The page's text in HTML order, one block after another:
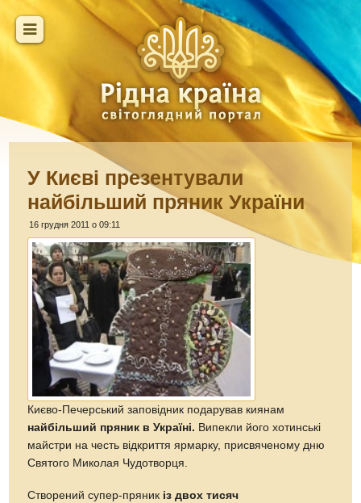
У Києві презентували
найбільший пряник України
16 грудня 2011 о 09:11
Києво-Печерський заповідник подарував киянам
найбільший пряник в Україні. Випекли його хотинські
майстри на честь відкриття ярмарку, присвяченому дню
Святого Миколая Чудотворця.
Створений супер-пряник із двох тисяч